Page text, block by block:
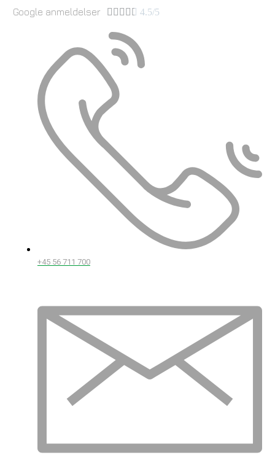
Google anmeldelser      4.5/5
+45 56 711 700